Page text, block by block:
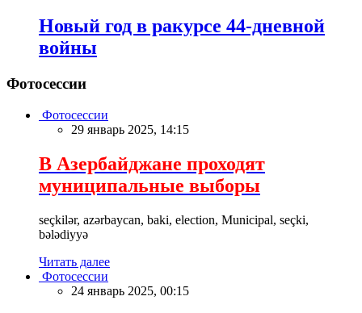
Новый год в ракурсе 44-дневной
войны
Фотосессии
Фотосессии
29 январь 2025, 14:15
В Азербайджане проходят
муниципальные выборы
seçkilər, azərbaycan, baki, election, Municipal, seçki,
bələdiyyə
Читать далее
Фотосессии
24 январь 2025, 00:15